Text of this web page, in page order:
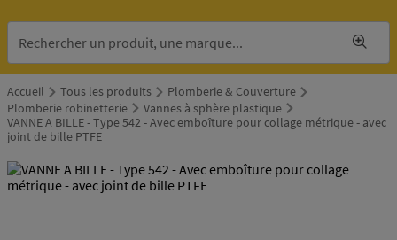
Accueil Tous les produits
Plomberie & Couverture
Plomberie robinetterie
Vannes à sphère plastique
VANNE A BILLE - Type 542 - Avec emboîture pour collage métrique - avec
joint de bille PTFE